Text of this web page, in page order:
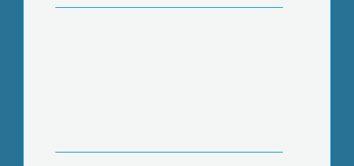
A szociális munka elismerése
1000 éves a magyar vendéglátás